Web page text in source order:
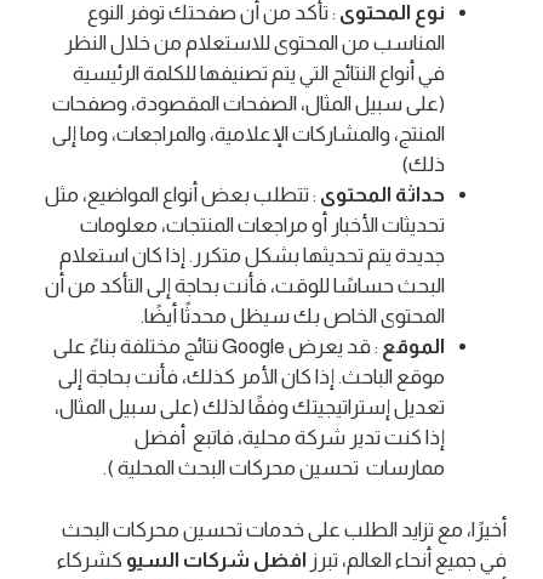
نوع المحتوى : تأكد من أن صفحتك توفر النوع
المناسب من المحتوى للاستعلام من خلال النظر
في أنواع النتائج التي يتم تصنيفها للكلمة الرئيسية
(على سبيل المثال، الصفحات المقصودة، وصفحات
المنتج، والمشاركات الإعلامية، والمراجعات، وما إلى
ذلك)
حداثة المحتوى : تتطلب بعض أنواع المواضيع، مثل
تحديثات الأخبار أو مراجعات المنتجات، معلومات
جديدة يتم تحديثها بشكل متكرر. إذا كان استعلام
البحث حساسًا للوقت، فأنت بحاجة إلى التأكد من أن
المحتوى الخاص بك سيظل محدثًا أيضًا.
الموقع
: قد يعرض Google نتائج مختلفة بناءً على
موقع الباحث. إذا كان الأمر كذلك، فأنت بحاجة إلى
تعديل إستراتيجيتك وفقًا لذلك (على سبيل المثال،
إذا كنت تدير شركة محلية، فاتبع أفضل
ممارسات تحسين محركات البحث المحلية ).
أخيرًا، مع تزايد الطلب على خدمات تحسين محركات البحث
في جميع أنحاء العالم، تبرز افضل شركات السيو كشركاء